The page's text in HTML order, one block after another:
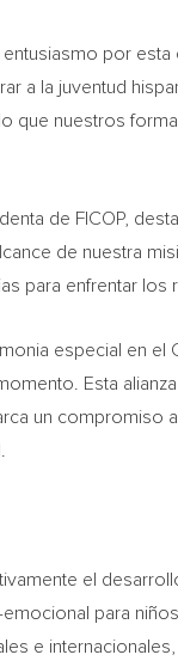
entusiasmo por
a la juventud
que nuestros
de FICOP,
de nuestra
para enfrentar
especial en el
Esta
un
el
para
e